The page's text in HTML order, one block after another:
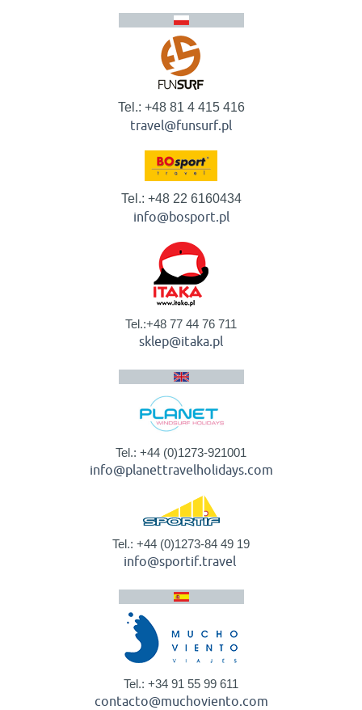
Tel.: +48 81 4 415 416
travel@funsurf.pl
Tel.: +48 22 6160434
info@bosport.pl
Tel.:+48 77 44 76 711
sklep@itaka.pl
Tel.: +44 (0)1273-921001
info@planettravelholidays.com
Tel.: +44 (0)1273-84 49 19
info@sportif.travel
Tel.: +34 91 55 99 611
contacto@muchoviento.com